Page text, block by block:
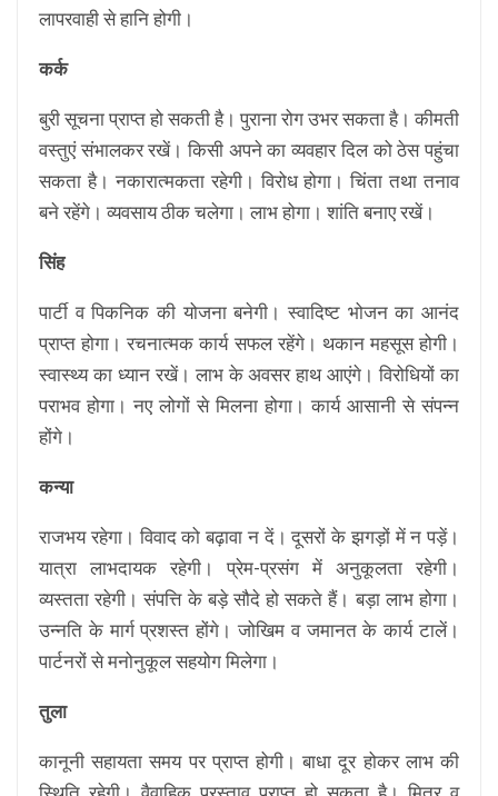
लापरवाही से हानि होगी।
कर्क
बुरी सूचना प्राप्त हो सकती है। पुराना रोग उभर सकता है। कीमती
वस्तुएं संभालकर रखें। किसी अपने का व्यवहार दिल को ठेस पहुंचा
सकता है। नकारात्मकता रहेगी। विरोध होगा। चिंता तथा तनाव
बने रहेंगे। व्यवसाय ठीक चलेगा। लाभ होगा। शांति बनाए रखें।
सिंह
पार्टी व पिकनिक की योजना बनेगी। स्वादिष्ट भोजन का आनंद
प्राप्त होगा। रचनात्मक कार्य सफल रहेंगे। थकान महसूस होगी।
स्वास्थ्य का ध्यान रखें। लाभ के अवसर हाथ आएंगे। विरोधियों का
पराभव होगा। नए लोगों से मिलना होगा। कार्य आसानी से संपन्न
होंगे।
कन्या
राजभय रहेगा। विवाद को बढ़ावा न दें। दूसरों के झगड़ों में न पड़ें।
यात्रा लाभदायक रहेगी। प्रेम-प्रसंग में अनुकूलता रहेगी।
व्यस्तता रहेगी। संपत्ति के बड़े सौदे हो सकते हैं। बड़ा लाभ होगा।
उन्नति के मार्ग प्रशस्त होंगे। जोखिम व जमानत के कार्य टालें।
पार्टनरों से मनोनुकूल सहयोग मिलेगा।
तुला
कानूनी सहायता समय पर प्राप्त होगी। बाधा दूर होकर लाभ की